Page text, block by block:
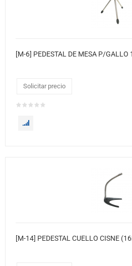
[M-6] PEDESTAL DE MESA P/
Solicitar precio